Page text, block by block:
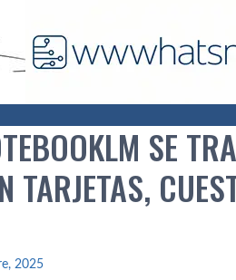
SE
TARJETAS,
2025